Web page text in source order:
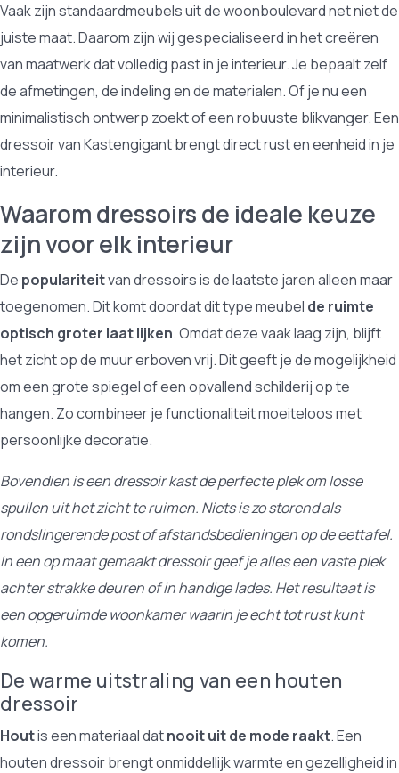
Vaak zijn standaardmeubels uit de woonboulevard net niet de
juiste maat. Daarom zijn wij gespecialiseerd in het creëren
van maatwerk dat volledig past in je interieur. Je bepaalt zelf
de afmetingen, de indeling en de materialen. Of je nu een
minimalistisch ontwerp zoekt of een robuuste blikvanger. Een
dressoir van Kastengigant brengt direct rust en eenheid in je
interieur.
Waarom dressoirs de ideale keuze
zijn voor elk interieur
De populariteitvan dressoirs is de laatste jaren alleen maar
toegenomen. Dit komt doordat dit type meubel de ruimte
optisch groter laat lijken. Omdat deze vaak laag zijn, blijft
het zicht op de muur erboven vrij. Dit geeft je de mogelijkheid
om een grote spiegel of een opvallend schilderij op te
hangen. Zo combineer je functionaliteit moeiteloos met
persoonlijke decoratie.
Bovendien is een dressoir kast de perfecte plek om losse
spullen uit het zicht te ruimen. Niets is zo storend als
rondslingerende post of afstandsbedieningen op de eettafel.
In een op maat gemaakt dressoir geef je alles een vaste plek
achter strakke deuren of in handige lades. Het resultaat is
een opgeruimde woonkamer waarin je echt tot rust kunt
komen.
De warme uitstraling van een houten
dressoir
Houtis een materiaal datnooit uit de mode raakt. Een
houten dressoir brengt onmiddellijk warmte en gezelligheid in